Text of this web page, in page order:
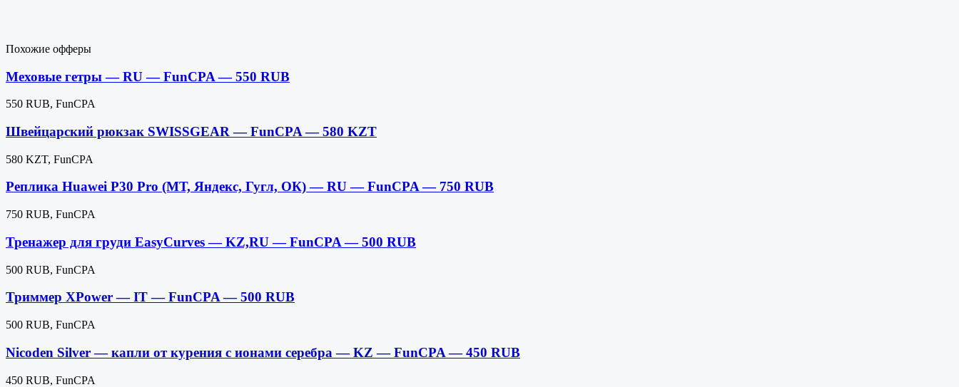
Похожие офферы
Меховые гетры — RU — FunCPA — 550 RUB
550 RUB, FunCPA
Швейцарский рюкзак SWISSGEAR — FunCPA — 580 KZT
580 KZT, FunCPA
Реплика Huawei P30 Pro (МТ, Яндекс, Гугл, ОК) — RU — FunCPA — 750 RUB
750 RUB, FunCPA
Тренажер для груди EasyCurves — KZ,RU — FunCPA — 500 RUB
500 RUB, FunCPA
Триммер XPower — IT — FunCPA — 500 RUB
500 RUB, FunCPA
Nicoden Silver — капли от курения с ионами серебра — KZ — FunCPA — 450 RUB
450 RUB, FunCPA